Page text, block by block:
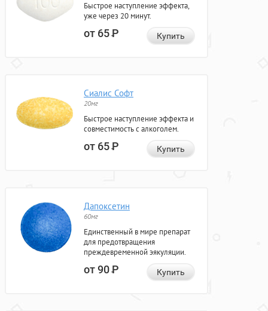
Быстрое наступление эффекта,
уже через 20 минут.
от 65Р Купить
Сиалис Софт
20мг
Быстрое наступление эффекта и
совместимость с алкоголем.
от 65Р Купить
Дапоксетин
60мг
Единственный в мире препарат
для предотвращения
преждевременной эякуляции.
от 90Р Купить